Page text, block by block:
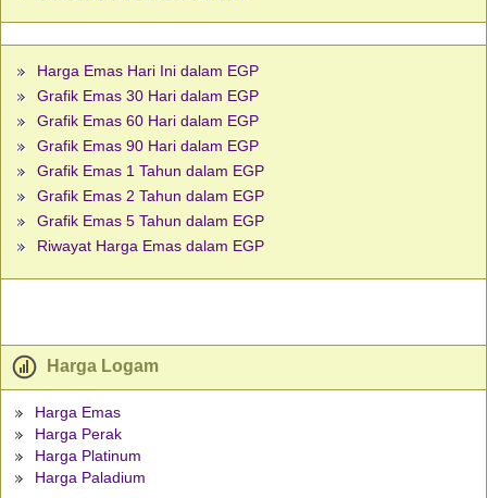
Harga Emas Hari Ini dalam EGP
Grafik Emas 30 Hari dalam EGP
Grafik Emas 60 Hari dalam EGP
Grafik Emas 90 Hari dalam EGP
Grafik Emas 1 Tahun dalam EGP
Grafik Emas 2 Tahun dalam EGP
Grafik Emas 5 Tahun dalam EGP
Riwayat Harga Emas dalam EGP
Harga Logam
Harga Emas
Harga Perak
Harga Platinum
Harga Paladium